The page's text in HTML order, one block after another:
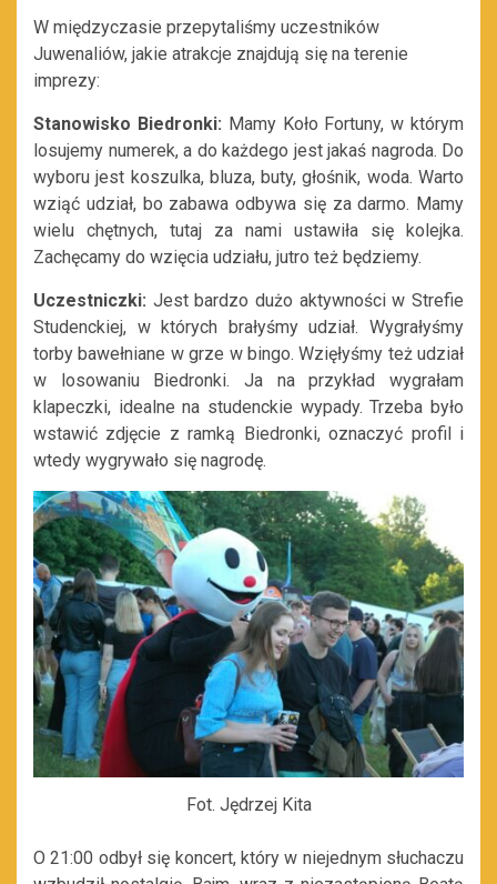
W międzyczasie przepytaliśmy uczestników
Juwenaliów, jakie atrakcje znajdują się na terenie
imprezy:
Stanowisko Biedronki: Mamy Koło Fortuny, w którym
losujemy numerek, a do każdego jest jakaś nagroda. Do
wyboru jest koszulka, bluza, buty, głośnik, woda. Warto
wziąć udział, bo zabawa odbywa się za darmo. Mamy
wielu chętnych, tutaj za nami ustawiła się kolejka.
Zachęcamy do wzięcia udziału, jutro też będziemy.
Uczestniczki: Jest bardzo dużo aktywności w Strefie
Studenckiej, w których brałyśmy udział. Wygrałyśmy
torby bawełniane w grze w bingo. Wzięłyśmy też udział
w losowaniu Biedronki. Ja na przykład wygrałam
klapeczki, idealne na studenckie wypady. Trzeba było
wstawić zdjęcie z ramką Biedronki, oznaczyć profil i
wtedy wygrywało się nagrodę.
Fot. Jędrzej Kita
O 21:00 odbył się koncert, który w niejednym słuchaczu